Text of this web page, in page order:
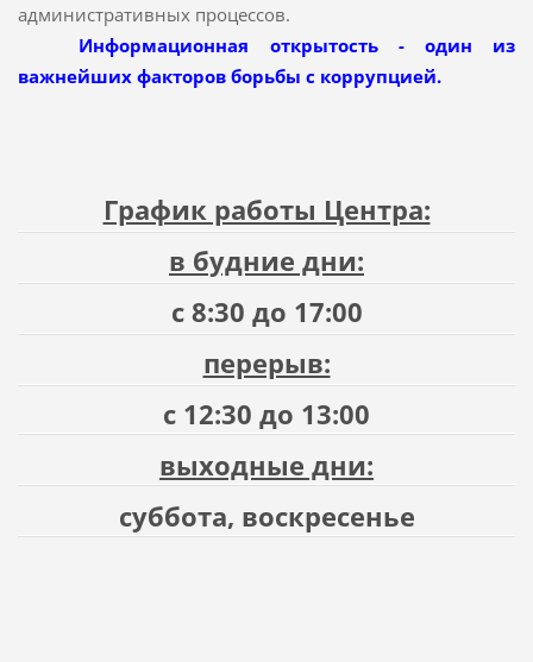
административных процессов.
Информационная открытость - один из
важнейших факторов борьбы с коррупцией.
График работы Центра:
в будние дни:
с 8:30 до 17:00
перерыв:
с 12:30 до 13:00
выходные дни:
суббота, воскресенье